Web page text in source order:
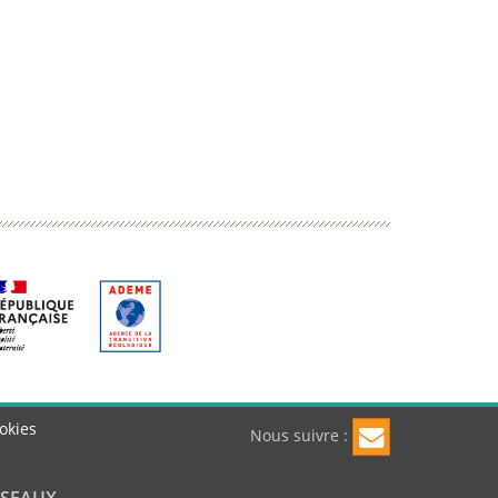
Nous suivre :